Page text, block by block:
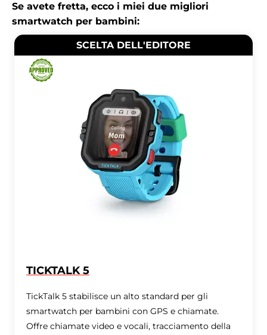
Se avete fretta, ecco i miei due migliori
smartwatch per bambini:
SCELTA DELL'EDITORE
TICKTALK 5
TickTalk 5 stabilisce un alto standard per gli
smartwatch per bambini con GPS e chiamate.
Offre chiamate video e vocali, tracciamento della